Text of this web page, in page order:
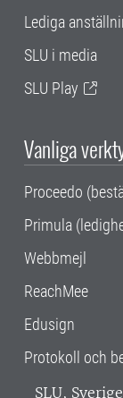
Lediga
SLU i media
SLU Play
Vanliga
Proceedo
Primula
Webbmejl
ReachMee
Edusign
Protokoll och
SLU,